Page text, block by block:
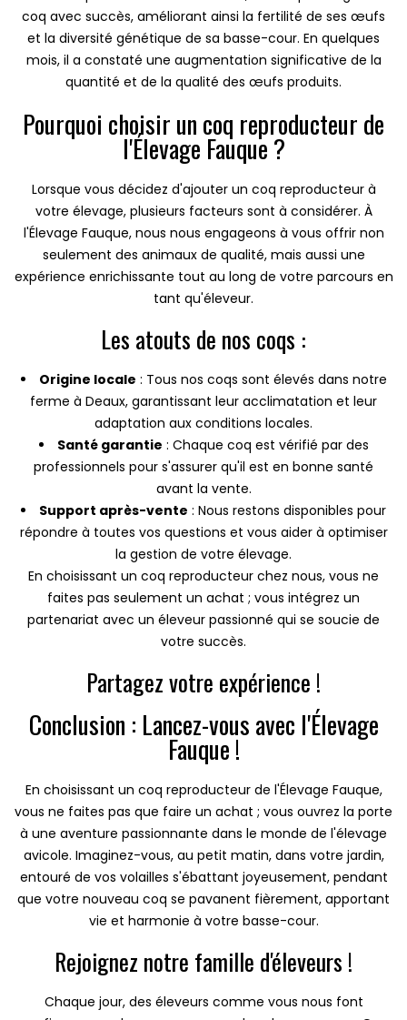
coq avec succès, améliorant ainsi la fertilité de ses œufs
et la diversité génétique de sa basse-cour. En quelques
mois, il a constaté une augmentation significative de la
quantité et de la qualité des œufs produits.
Pourquoi choisir un coq reproducteur de
l'Élevage Fauque ?
Lorsque vous décidez d'ajouter un coq reproducteur à
votre élevage, plusieurs facteurs sont à considérer. À
l'Élevage Fauque, nous nous engageons à vous offrir non
seulement des animaux de qualité, mais aussi une
expérience enrichissante tout au long de votre parcours en
tant qu'éleveur.
Les atouts de nos coqs :
Origine locale : Tous nos coqs sont élevés dans notre
ferme à Deaux, garantissant leur acclimatation et leur
adaptation aux conditions locales.
Santé garantie : Chaque coq est vérifié par des
professionnels pour s'assurer qu'il est en bonne santé
avant la vente.
Support après-vente : Nous restons disponibles pour
répondre à toutes vos questions et vous aider à optimiser
la gestion de votre élevage.
En choisissant un coq reproducteur chez nous, vous ne
faites pas seulement un achat ; vous intégrez un
partenariat avec un éleveur passionné qui se soucie de
votre succès.
Partagez votre expérience !
Conclusion : Lancez-vous avec l'Élevage
Fauque !
En choisissant un coq reproducteur de l'Élevage Fauque,
vous ne faites pas que faire un achat ; vous ouvrez la porte
à une aventure passionnante dans le monde de l'élevage
avicole. Imaginez-vous, au petit matin, dans votre jardin,
entouré de vos volailles s'ébattant joyeusement, pendant
que votre nouveau coq se pavanent fièrement, apportant
vie et harmonie à votre basse-cour.
Rejoignez notre famille d'éleveurs !
Chaque jour, des éleveurs comme vous nous font